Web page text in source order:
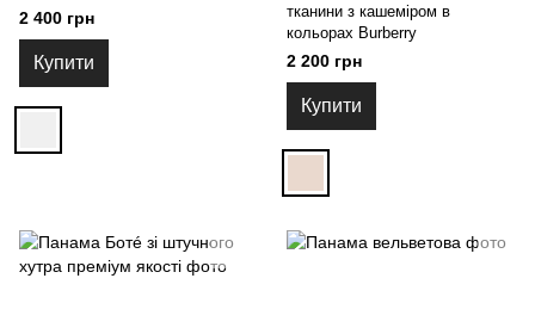
2 400 грн
Купити
тканини з кашеміром в
кольорах Burberry
2 200 грн
Купити